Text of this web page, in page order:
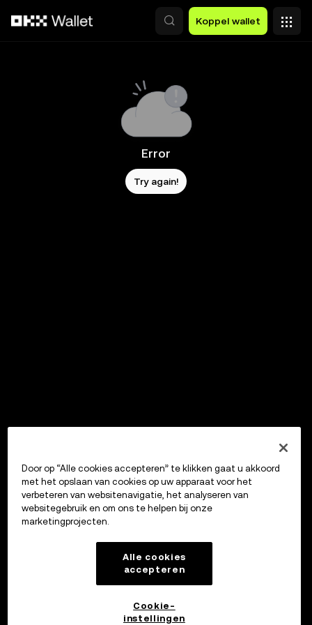
Koppel wallet
Error
Try again!
Door op “Alle cookies accepteren” te klikken gaat u akkoord
met het opslaan van cookies op uw apparaat voor het
verbeteren van websitenavigatie, het analyseren van
websitegebruik en om ons te helpen bij onze
marketingprojecten.
Alle cookies
accepteren
Cookie-
instellingen